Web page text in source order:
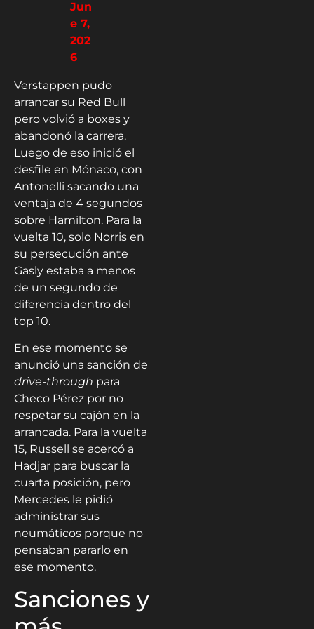
Jun
e 7,
202
6
Verstappen pudo
arrancar su Red Bull
pero volvió a boxes y
abandonó la carrera.
Luego de eso inició el
desfile en Mónaco, con
Antonelli sacando una
ventaja de 4 segundos
sobre Hamilton. Para la
vuelta 10, solo Norris en
su persecución ante
Gasly estaba a menos
de un segundo de
diferencia dentro del
top 10.
En ese momento se
anunció una sanción de
drive-through para
Checo Pérez por no
respetar su cajón en la
arrancada. Para la vuelta
15, Russell se acercó a
Hadjar para buscar la
cuarta posición, pero
Mercedes le pidió
administrar sus
neumáticos porque no
pensaban pararlo en
ese momento.
Sanciones y